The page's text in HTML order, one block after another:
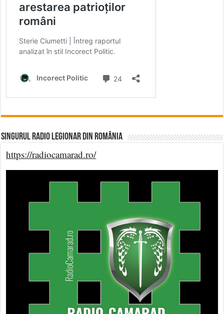
Singurul Radio Legionar din România
https://radiocamarad.ro/